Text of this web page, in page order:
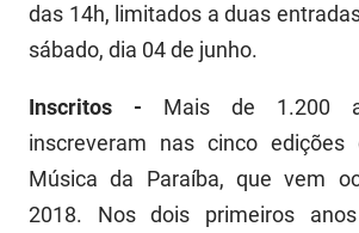
das 14h, limitados a duas
sábado, dia 04 de junho.
Inscritos - Mais de 1.200
inscreveram nas cinco
Música da Paraíba, que vem
2018. Nos dois primeiros